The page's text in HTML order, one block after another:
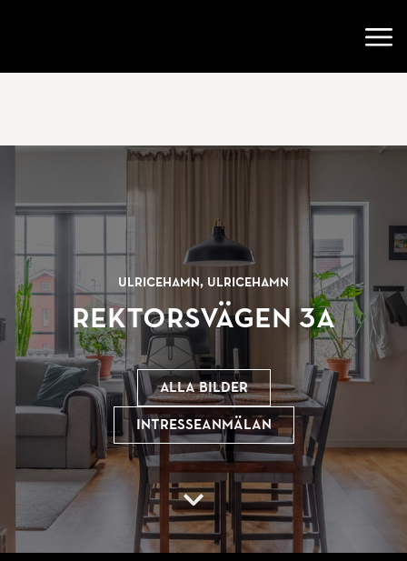
Ulricehamn, Ulricehamn
Rektorsvägen 3A
Alla bilder
Intresseanmälan